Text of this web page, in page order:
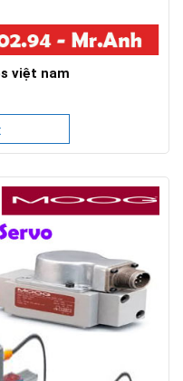
việt nam